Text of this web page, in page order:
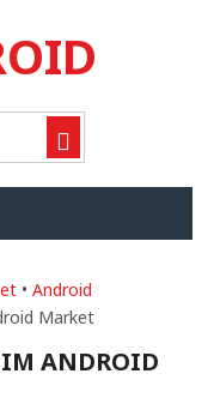
• Android
Market
IM ANDROID